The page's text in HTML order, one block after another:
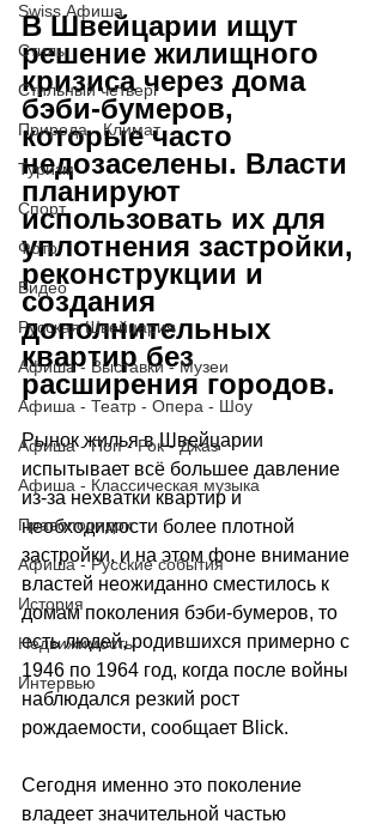
Swiss Афиша
Стиль
Стильный четверг
Природа - Климат
Туризм
Спорт
Фото
Видео
Русская Швейцария
Афиша - Выставки - Музеи
Афиша - Театр - Опера - Шоу
Афиша - Поп - Рок - Джаз
Афиша - Классическая музыка
Правопорядок
Афиша - Русские события
История
Недвижимость
Интервью
В Швейцарии ищут
решение жилищного
кризиса через дома
бэби-бумеров,
которые часто
недозаселены. Власти
планируют
использовать их для
уплотнения застройки,
реконструкции и
создания
дополнительных
квартир без
расширения городов.
Рынок жилья в Швейцарии
испытывает всё большее давление
из-за нехватки квартир и
необходимости более плотной
застройки, и на этом фоне внимание
властей неожиданно сместилось к
домам поколения бэби-бумеров, то
есть людей, родившихся примерно с
1946 по 1964 год, когда после войны
наблюдался резкий рост
рождаемости, сообщает Blick.
Сегодня именно это поколение
владеет значительной частью